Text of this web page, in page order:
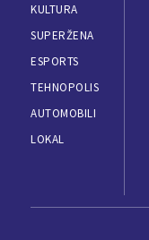
KULTURA
SUPERŽENA
ESPORTS
TEHNOPOLIS
AUTOMOBILI
LOKAL